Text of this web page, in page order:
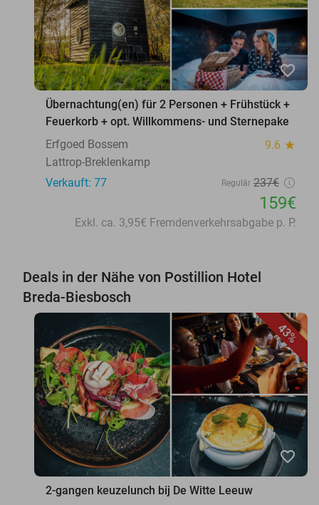
favorite_border
Übernachtung(en) für 2 Personen + Frühstück +
Feuerkorb + opt. Willkommens- und Sternepake
Erfgoed Bossem
9.6 star
Lattrop-Breklenkamp
Verkauft: 77
Regulär 237€
159€
Exkl. ca. 3,95€ Fremdenverkehrsabgabe p. P.
Deals in der Nähe von Postillion Hotel
Breda-Biesbosch
43%
favorite_border
2-gangen keuzelunch bij De Witte Leeuw